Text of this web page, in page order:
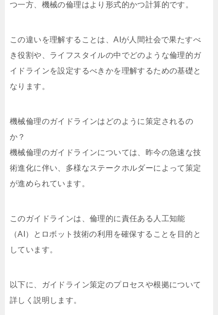
つ一方、機械の倫理はより形式的かつ計算的です。
この違いを理解することは、AIが人間社会で果たすべ
き役割や、ライフスタイルの中でどのような倫理的ガ
イドラインを設定するべきかを理解するための基礎と
なります。
機械倫理のガイドラインはどのように策定されるの
か？
機械倫理のガイドラインについては、昨今の急速な技
術進化に伴い、多様なステークホルダーによって策定
が進められています。
このガイドラインは、倫理的に責任ある人工知能
（AI）とロボット技術の利用を確保することを目的と
しています。
以下に、ガイドライン策定のプロセスや根拠について
詳しく説明します。